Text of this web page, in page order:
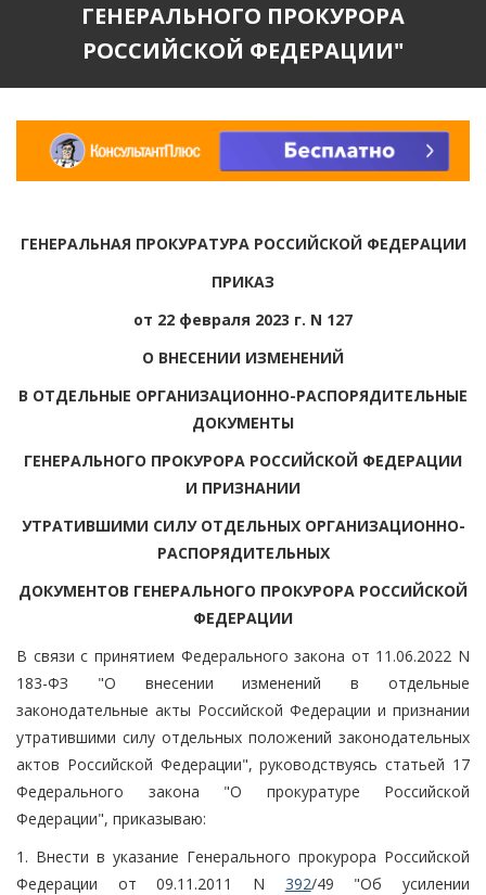
ГЕНЕРАЛЬНОГО ПРОКУРОРА
РОССИЙСКОЙ ФЕДЕРАЦИИ"
ГЕНЕРАЛЬНАЯ ПРОКУРАТУРА РОССИЙСКОЙ ФЕДЕРАЦИИ
ПРИКАЗ
от 22 февраля 2023 г. N 127
О ВНЕСЕНИИ ИЗМЕНЕНИЙ
В ОТДЕЛЬНЫЕ ОРГАНИЗАЦИОННО-РАСПОРЯДИТЕЛЬНЫЕ
ДОКУМЕНТЫ
ГЕНЕРАЛЬНОГО ПРОКУРОРА РОССИЙСКОЙ ФЕДЕРАЦИИ
И ПРИЗНАНИИ
УТРАТИВШИМИ СИЛУ ОТДЕЛЬНЫХ ОРГАНИЗАЦИОННО-
РАСПОРЯДИТЕЛЬНЫХ
ДОКУМЕНТОВ ГЕНЕРАЛЬНОГО ПРОКУРОРА РОССИЙСКОЙ
ФЕДЕРАЦИИ
В связи с принятием Федерального закона от 11.06.2022 N
183-ФЗ "О внесении изменений в отдельные
законодательные акты Российской Федерации и признании
утратившими силу отдельных положений законодательных
актов Российской Федерации", руководствуясь статьей 17
Федерального закона "О прокуратуре Российской
Федерации", приказываю:
1. Внести в указание Генерального прокурора Российской
Федерации от 09.11.2011 N 392/49 "Об усилении